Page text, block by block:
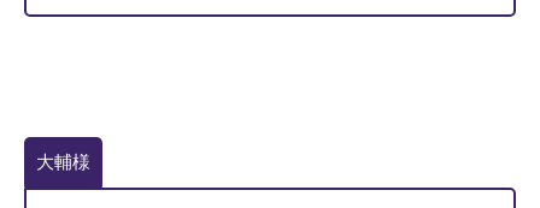
大輔様